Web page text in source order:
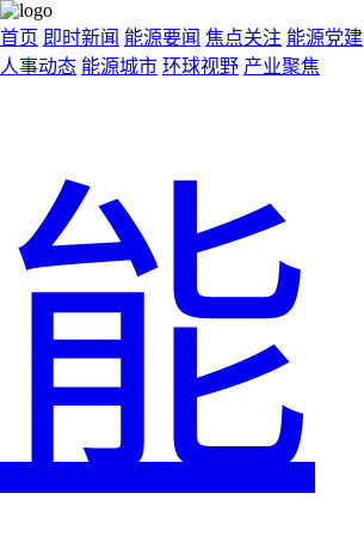
首页 即时新闻 能源要闻 焦点关注 能源党建
人事动态 能源城市 环球视野 产业聚焦
能